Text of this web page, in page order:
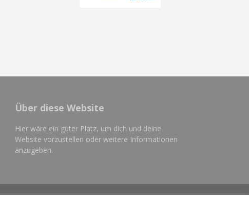
Über diese Website
Hier wäre ein guter Platz, um dich und deine
Website vorzustellen oder weitere Informationen
anzugeben.